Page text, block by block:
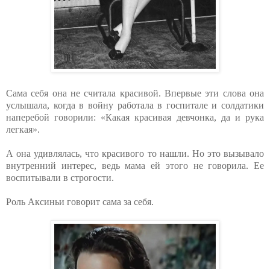
Сама себя она не считала красивой. Впервые эти слова она
услышала, когда в войну работала в госпитале и солдатики
наперебой говорили: «Какая красивая девчонка, да и рука
легкая».
А она удивлялась, что красивого то нашли. Но это вызывало
внутренний интерес, ведь мама ей этого не говорила. Ее
воспитывали в строгости.
Роль Аксиньи говорит сама за себя.